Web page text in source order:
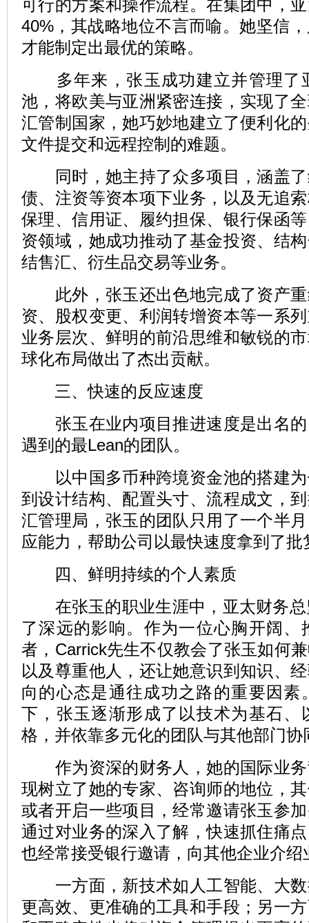
可行的方案和操作流程。在集团中，
40%，其战略地位不言而喻。她坚信
才能制定出最优的策略。
多年来，张玉成功建立并管理了
池，将欧美与亚洲紧密连接，实现了
汇管制国家，她巧妙地建立了便利化
文件提交和远程控制的难题。
同时，她主持了众多项目，涵盖了
债、注资等资本项下业务，以及无追
保理、信用证、履约担保、银行保函
资领域，她成功推动了基金投资、结
结售汇、衍生品交易等业务。
此外，张玉还出色地完成了资产重
资、股权变更、利润转增资本等一系
业务层次、鲜明的前沿思维和敏锐的
球化布局做出了杰出贡献。
三、快速的反应速度
张玉在业内项目推进速度是出名的
遇到的最Lean的团队。
以中国多币种跨境资金池的搭建为
到设计结构、配置头寸、流程成文，
汇管理局，张玉的团队只用了一个半
应能力，帮助公司以最快速度拿到了批
四、鲜明持续的个人素质
在张玉的职业生涯中，亚太财务总
了深远的影响。作为一位心胸开阔、
者，Carrick先生不仅教会了张玉如何
以及尊重他人，还让她意识到知识、
向的心态是通往成功之路的重要因素
下，张玉逐渐形成了以技术为基石、
格，并依靠多元化的团队与其他部门
作为资深的财务人，她的国际业务
现树立了她的专家、咨询师的地位，
或者开启一些项目，经常邀请张玉参
通过对业务的深入了解，快速抓住痛
也经常接受银行邀请，向其他企业介绍
一方面，新技术如人工智能、大数
更高效、更准确的工具和手段；另一